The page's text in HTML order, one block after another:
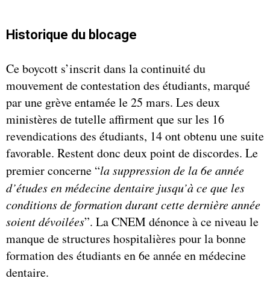
Historique du blocage
Ce boycott s’inscrit dans la continuité du
mouvement de contestation des étudiants, marqué
par une grève entamée le 25 mars. Les deux
ministères de tutelle affirment que sur les 16
revendications des étudiants, 14 ont obtenu une suite
favorable. Restent donc deux point de discordes. Le
premier concerne “la suppression de la 6e année
d’études en médecine dentaire jusqu’à ce que les
conditions de formation durant cette dernière année
soient dévoilées”. La CNEM dénonce à ce niveau le
manque de structures hospitalières pour la bonne
formation des étudiants en 6e année en médecine
dentaire.